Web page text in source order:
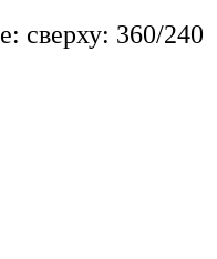
сверху: 360/240